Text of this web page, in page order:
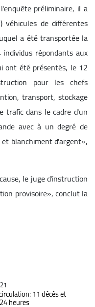
préliminaire, il a
de différentes
a été transportée la
répondants aux
ont été présentés, le 12
pour les chefs
transport, stockage
trafic dans le cadre d'un
avec à un degré de
blanchiment d'argent»,
le juge d'instruction
provisoire», conclut la
11 décès et
heures